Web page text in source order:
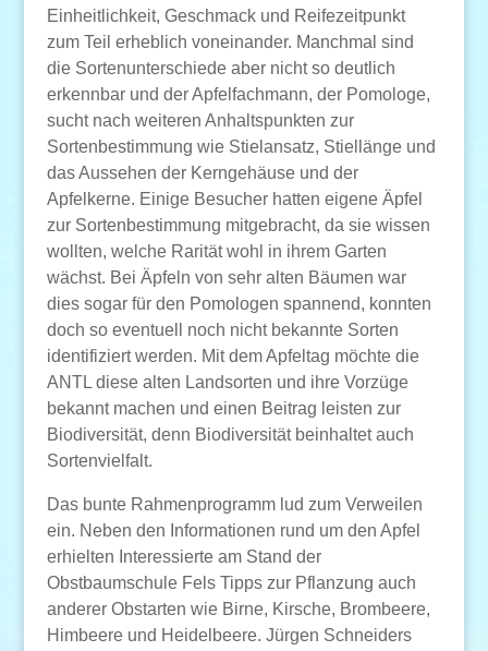
Einheitlichkeit, Geschmack und Reifezeitpunkt
zum Teil erheblich voneinander. Manchmal sind
die Sortenunterschiede aber nicht so deutlich
erkennbar und der Apfelfachmann, der Pomologe,
sucht nach weiteren Anhaltspunkten zur
Sortenbestimmung wie Stielansatz, Stiellänge und
das Aussehen der Kerngehäuse und der
Apfelkerne. Einige Besucher hatten eigene Äpfel
zur Sortenbestimmung mitgebracht, da sie wissen
wollten, welche Rarität wohl in ihrem Garten
wächst. Bei Äpfeln von sehr alten Bäumen war
dies sogar für den Pomologen spannend, konnten
doch so eventuell noch nicht bekannte Sorten
identifiziert werden. Mit dem Apfeltag möchte die
ANTL diese alten Landsorten und ihre Vorzüge
bekannt machen und einen Beitrag leisten zur
Biodiversität, denn Biodiversität beinhaltet auch
Sortenvielfalt.
Das bunte Rahmenprogramm lud zum Verweilen
ein. Neben den Informationen rund um den Apfel
erhielten Interessierte am Stand der
Obstbaumschule Fels Tipps zur Pflanzung auch
anderer Obstarten wie Birne, Kirsche, Brombeere,
Himbeere und Heidelbeere. Jürgen Schneiders